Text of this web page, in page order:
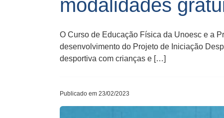
modalidades
O Curso de Educação Física da Unoesc e a
desenvolvimento do Projeto de Iniciação
desportiva com crianças e […]
Publicado em 23/02/2023